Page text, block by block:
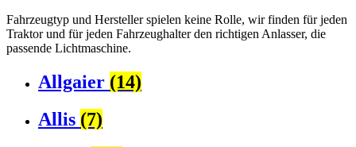
Fahrzeugtyp und Hersteller spielen keine Rolle, wir finden für jeden
Traktor und für jeden Fahrzeughalter den richtigen Anlasser, die
passende Lichtmaschine.
Allgaier (14)
Allis (7)